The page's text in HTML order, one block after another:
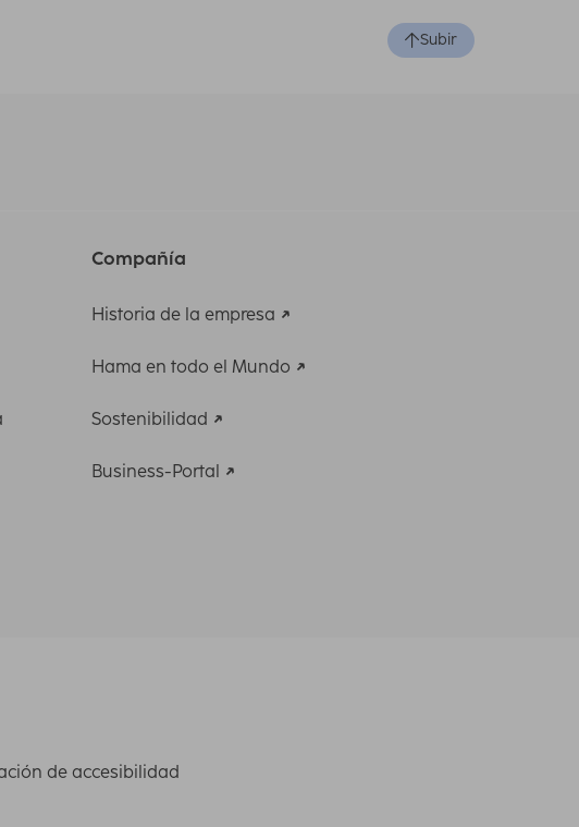
Subir
Compañía
Historia de la empresa
Hama en todo el Mundo
Sostenibilidad
Business-Portal
de accesibilidad